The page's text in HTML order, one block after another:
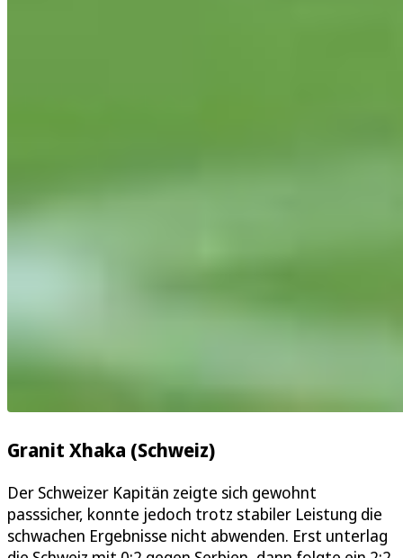
Granit Xhaka (Schweiz)
Der Schweizer Kapitän zeigte sich gewohnt
passsicher, konnte jedoch trotz stabiler Leistung die
schwachen Ergebnisse nicht abwenden. Erst unterlag